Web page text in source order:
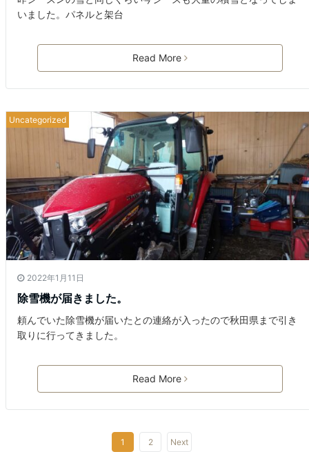
いました。パネルと架台
Read More
Uncategorized
2022年1月11日
除雪機が届きました。
頼んでいた除雪機が届いたとの連絡が入ったので秋田県まで引き
取りに行ってきました。
Read More
1 2 Next